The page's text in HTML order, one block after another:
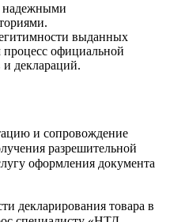
надежными
выданных
процесс официальной
и деклараций.
и сопровождение
разрешительной
оформления документа
декларирования товара в